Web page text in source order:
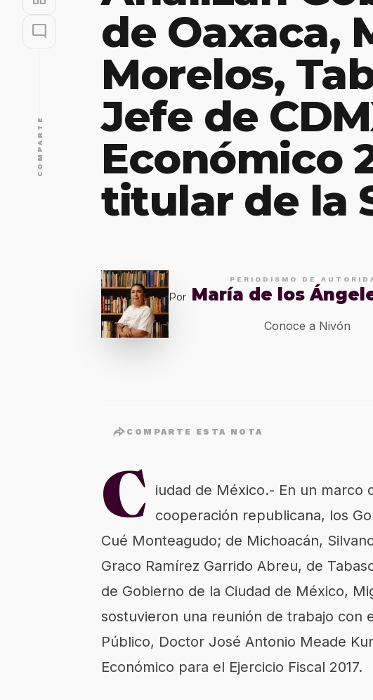
mode_comment
COMPARTE
de Oaxaca,
Morelos,
Jefe de
Económico
titular de la
PERIODISMO DE
Por María de los
Conoce a Nivón
COMPARTE ESTA NOTA
C iudad de México.- En un marco
cooperación republicana, los
Cué Monteagudo; de Michoacán,
Graco Ramírez Garrido Abreu, de
de Gobierno de la Ciudad de México,
sostuvieron una reunión de trabajo con
Público, Doctor José Antonio Meade
Económico para el Ejercicio Fiscal 2017.